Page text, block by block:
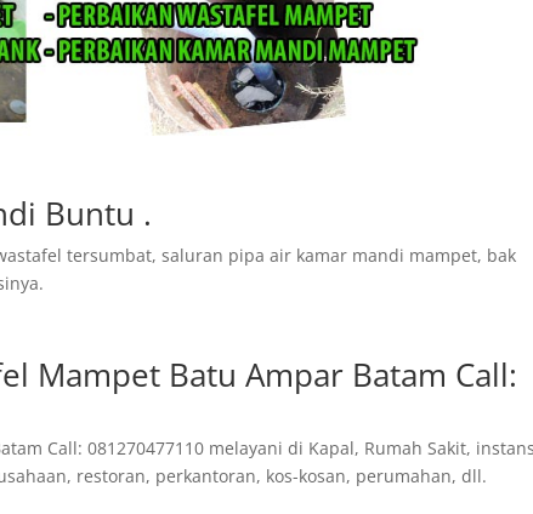
Buntu .
tersumbat, saluran pipa air kamar mandi mampet, bak
Mampet Batu Ampar Batam Call:
Call: 081270477110 melayani di Kapal, Rumah Sakit,
restoran, perkantoran, kos-kosan, perumahan, dll.